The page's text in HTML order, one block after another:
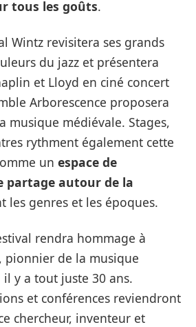
tous les goûts.
Wintz revisitera ses grands
du jazz et présentera
et Lloyd en ciné concert
Arborescence proposera
musique médiévale. Stages,
rythment également cette
un espace de
partage autour de la
les genres et les époques.
rendra hommage à
, pionnier de la musique
y a tout juste 30 ans.
et conférences reviendront
chercheur, inventeur et